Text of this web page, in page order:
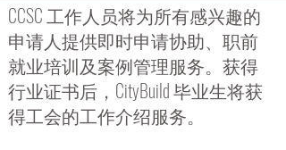
CCSC 工作人员将为所有感兴趣的
申请人提供即时申请协助、职前
就业培训及案例管理服务。获得
行业证书后，CityBuild 毕业生将获
得工会的工作介绍服务。